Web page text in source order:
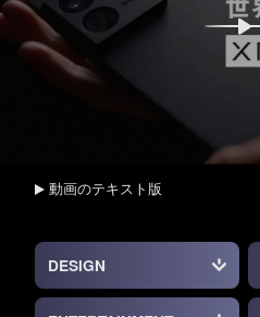
動画のテキスト版
DESIGN